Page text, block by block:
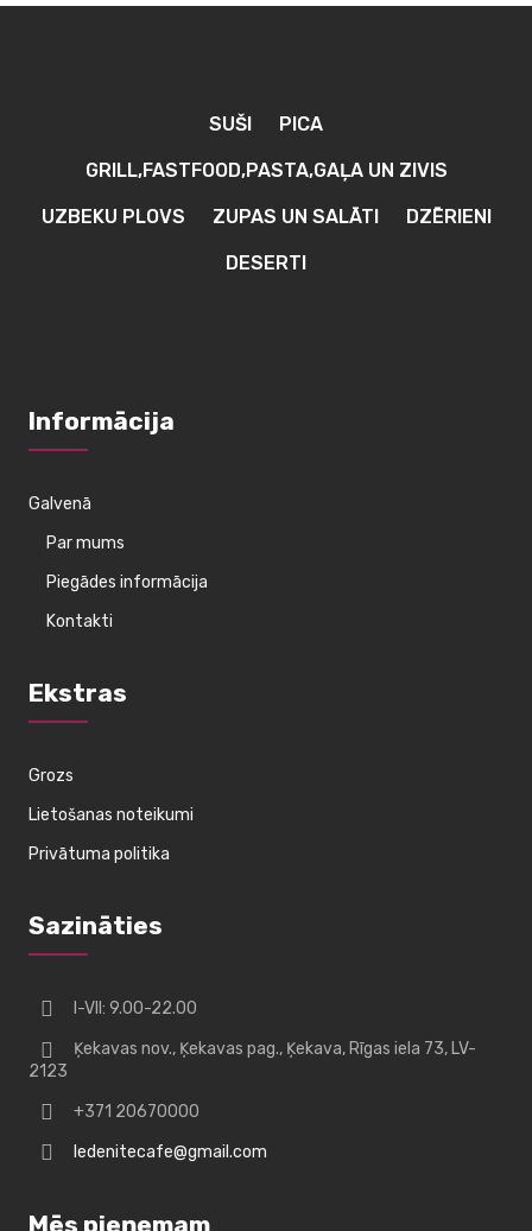
SUŠI PICA
GRILL,FASTFOOD,PASTA,GAĻA UN ZIVIS
UZBEKU PLOVS ZUPAS UN SALĀTI DZĒRIENI
DESERTI
Informācija
Galvenā
Par mums
Piegādes informācija
Kontakti
Ekstras
Grozs
Lietošanas noteikumi
Privātuma politika
Sazināties
I-VII: 9.00-22.00
Ķekavas nov., Ķekavas pag., Ķekava, Rīgas iela 73, LV-
2123
+371 20670000
ledenitecafe@gmail.com
Mēs pieņemam